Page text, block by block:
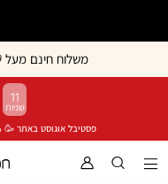
משלוח חינם מעל 249 ₪ | החזרות חינם בסניפים
פסטיבל אוגוסט באתר 🥳 50% הנחה + אקסטרה 25% על היתרה! 🎉
11